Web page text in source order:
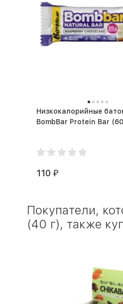
Низкокалорийные
BombBar
110 ₽
Покупатели,
(40 г), также